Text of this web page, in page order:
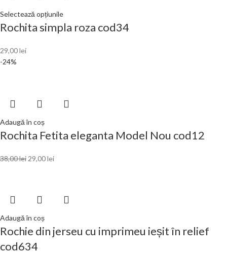
Selectează opțiunile
Rochita simpla roza cod34
29,00lei
-24%
Adaugă în coș
Rochita Fetita eleganta Model Nou cod12
38,00lei 29,00lei
Adaugă în coș
Rochie din jerseu cu imprimeu ieșit în relief
cod634